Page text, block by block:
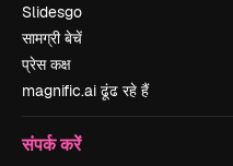
Slidesgo
सामग्री बेचें
प्रेस कक्ष
magnific.ai ढूंढ रहे हैं
संपर्क करें